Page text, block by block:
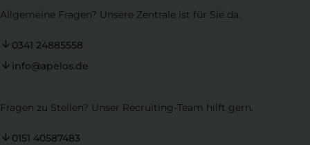
Allgemeine Fragen? Unsere Zentrale ist für Sie da.
0341 24885558
info@apelos.de
Fragen zu Stellen? Unser Recruiting-Team hilft gern.
0151 40587483